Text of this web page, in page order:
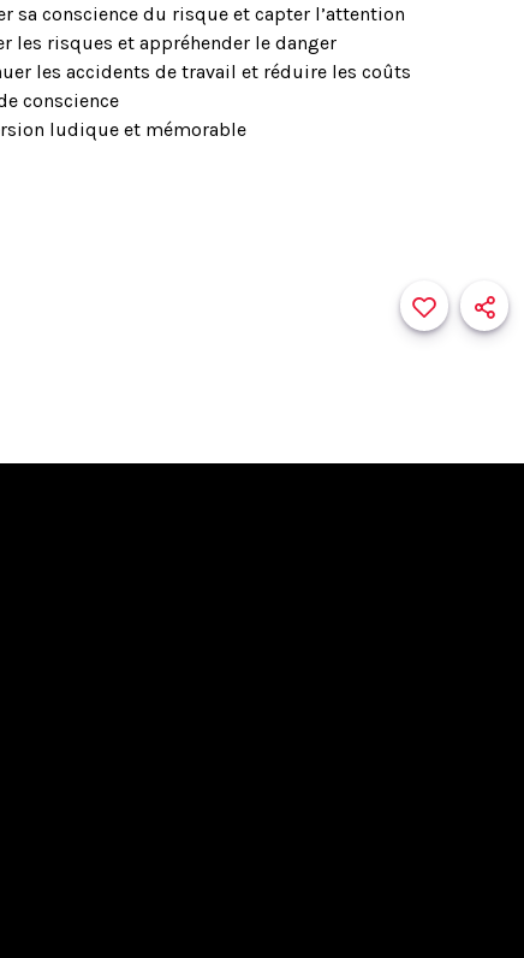
sa conscience du risque et capter l’attention
les risques et appréhender le danger
les accidents de travail et réduire les coûts
conscience
ludique et mémorable